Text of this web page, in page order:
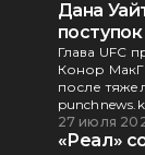
Дана
Глава UFC
Конор
после
27 июля
«Реал»